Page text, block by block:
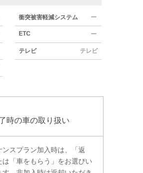
衝突被害軽減システム ー
ETC ー
テレビ テレビ
時の車の取り扱い
ンスプラン加入時は、「返
は「車をもらう」をお選びい